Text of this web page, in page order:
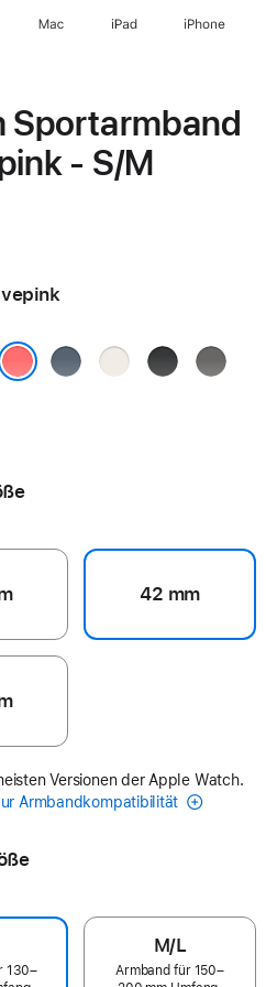
Mac iPad iPhone
Sportarmband
- S/M
MaritimblauPolarsternSchwarzSteingrau
42 mm
Versionen der Apple Watch.
Armbandkompatibilität
130–
M/L
Armband für 150–